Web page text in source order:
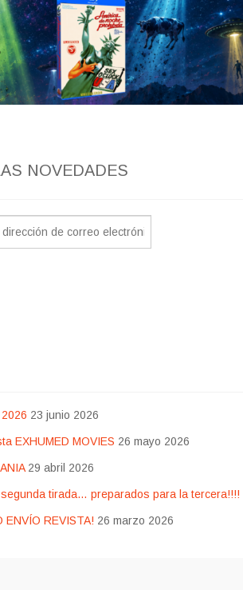
NOVEDADES
23 junio 2026
EXHUMED MOVIES 26 mayo 2026
29 abril 2026
segunda tirada… preparados para la tercera!!!!
ENVÍO REVISTA! 26 marzo 2026